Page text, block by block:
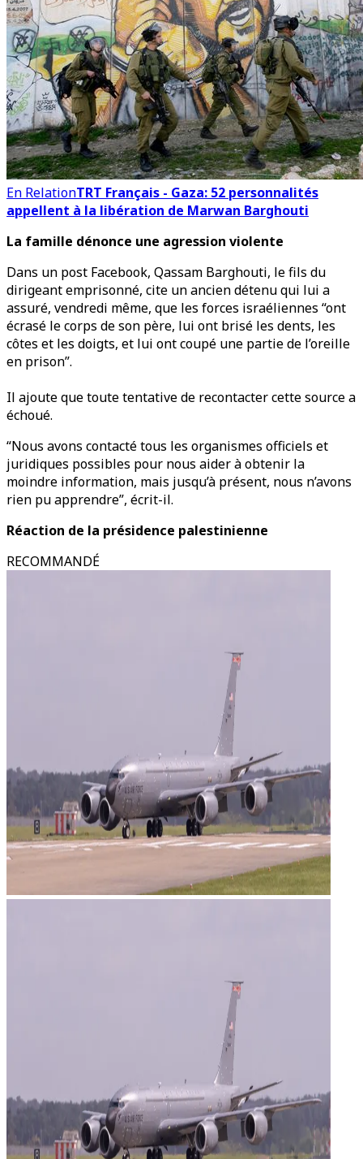
En RelationTRT Français - Gaza: 52 personnalités
appellent à la libération de Marwan Barghouti
La famille dénonce une agression violente
Dans un post Facebook, Qassam Barghouti, le fils du
dirigeant emprisonné, cite un ancien détenu qui lui a
assuré, vendredi même, que les forces israéliennes “ont
écrasé le corps de son père, lui ont brisé les dents, les
côtes et les doigts, et lui ont coupé une partie de l’oreille
en prison”.
Il ajoute que toute tentative de recontacter cette source a
échoué.
“Nous avons contacté tous les organismes officiels et
juridiques possibles pour nous aider à obtenir la
moindre information, mais jusqu’à présent, nous n’avons
rien pu apprendre”, écrit-il.
Réaction de la présidence palestinienne
RECOMMANDÉ